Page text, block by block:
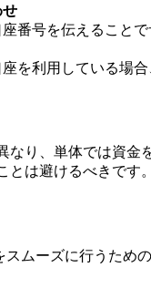
せ
番号を伝えること
を利用している場
なり、単体では資
は避けるべきです
ムーズに行うため